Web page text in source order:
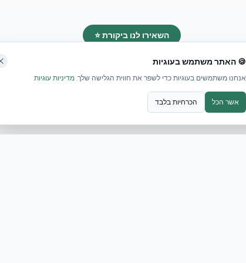
השאירו לנו ביקורת ⭐
🍪 האתר משתמש בעוגיות
אנחנו משתמשים בעוגיות כדי לשפר את חווית הגלישה שלך.מדיניות עוגיות
אשר הכל הכרחיות בלבד